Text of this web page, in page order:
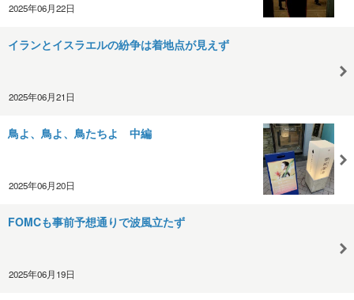
2025年06月22日
イランとイスラエルの紛争は着地点が見えず
2025年06月21日
鳥よ、鳥よ、鳥たちよ 中編
2025年06月20日
FOMCも事前予想通りで波風立たず
2025年06月19日